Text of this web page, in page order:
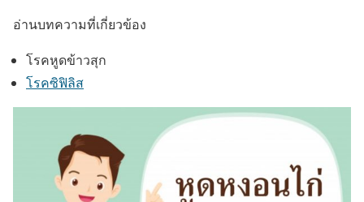
อ่านบทความที่เกี่ยวข้อง
โรคหูดข้าวสุก
โรคซิฟิลิส